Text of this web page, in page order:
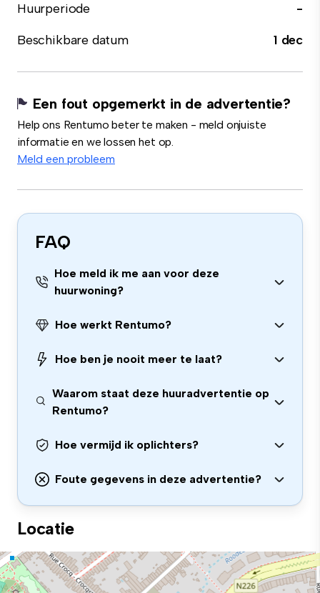
Huurperiode
-
Beschikbare datum
1 dec
Een fout opgemerkt in de advertentie?
Help ons Rentumo beter te maken - meld onjuiste
informatie en we lossen het op.
Meld een probleem
FAQ
Hoe meld ik me aan voor deze
huurwoning?
Hoe werkt Rentumo?
Hoe ben je nooit meer te laat?
Waarom staat deze huuradvertentie op
Rentumo?
Hoe vermijd ik oplichters?
Foute gegevens in deze advertentie?
Locatie